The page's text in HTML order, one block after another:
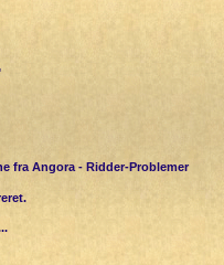
fra Angora - Ridder-Problemer